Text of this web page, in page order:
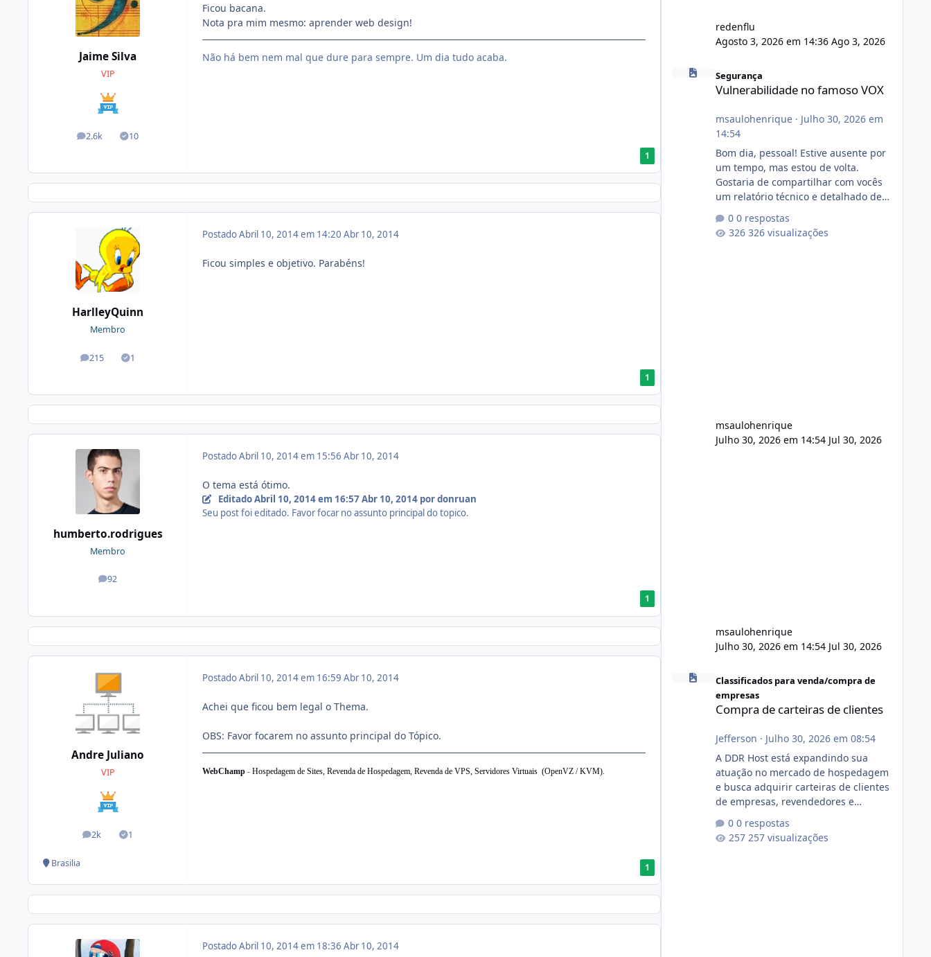
Jaime Silva
VIP
2.6k
posts 10
Soluções
Ficou bacana.
Nota pra mim mesmo: aprender web design!
Não há bem nem mal que dure para sempre. Um dia tudo acaba.
1
HarlleyQuinn
Membro
215
posts 1
Soluções
PostadoAbril 10, 2014 em 14:20 Abr 10, 2014
Ficou simples e objetivo. Parabéns!
1
humberto.rodrigues
Membro
92
posts
PostadoAbril 10, 2014 em 15:56 Abr 10, 2014
O tema está ótimo.
EditadoAbril 10, 2014 em 16:57Abr 10, 2014por donruan
Seu post foi editado. Favor focar no assunto principal do topico.
1
Andre Juliano
VIP
2k
posts 1
Soluções
Brasilia
PostadoAbril 10, 2014 em 16:59 Abr 10, 2014
Achei que ficou bem legal o Thema.
OBS: Favor focarem no assunto principal do Tópico.
WebChamp - Hospedagem de Sites, Revenda de Hospedagem, Revenda de VPS, Servidores Virtuais (OpenVZ / KVM).
1
PostadoAbril 10, 2014 em 18:36 Abr 10, 2014
redenflu
Agosto 3, 2026 em 14:36 Ago 3, 2026
Vulnerabilidade no famoso VOX
Segurança
Vulnerabilidade no famoso VOX
msaulohenrique· Julho 30, 2026 em
14:54
Bom dia, pessoal! Estive ausente por
um tempo, mas estou de volta.
Gostaria de compartilhar com vocês
um relatório técnico e detalhado de
conformidade referente
ao VOXPANEL (versão atualmente em
0 respostas
326 visualizações
msaulohenrique
Julho 30, 2026 em 14:54 Jul 30, 2026
msaulohenrique
Julho 30, 2026 em 14:54 Jul 30, 2026
Compra de carteiras de clientes
Classificados para venda/compra de
empresas
Compra de carteiras de clientes
Jefferson · Julho 30, 2026 em 08:54
A DDR Host está expandindo sua
atuação no mercado de hospedagem
e busca adquirir carteiras de clientes
de empresas, revendedores e
suas atividades ou reduzir sua
operação. Se você possui clientes
0 respostas
257 visualizações